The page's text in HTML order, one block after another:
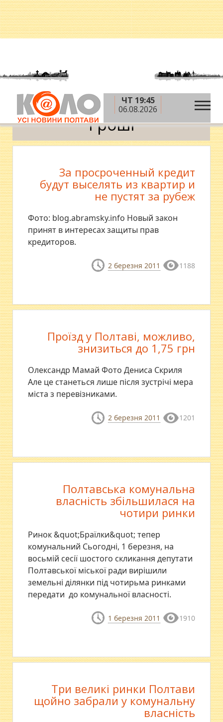
ЧТ 19:45
06.08.2026
Головна » Новини » Гроші
Гроші
За просроченный кредит
будут выселять из квартир и
не пустят за рубеж
Фото: blog.abramsky.info Новый закон
принят в интересах защиты прав
кредиторов.
2 березня 2011 1188
Проїзд у Полтаві, можливо,
знизиться до 1,75 грн
Олександр Мамай Фото Дениса Скриля
Але це станеться лише після зустрічі мера
міста з перевізниками.
2 березня 2011 1201
Полтавська комунальна
власність збільшилася на
чотири ринки
Ринок &quot;Браїлки&quot; тепер
комунальний Сьогодні, 1 березня, на
восьмій сесії шостого скликання депутати
Полтавської міської ради вирішили
земельні ділянки під чотирьма ринками
передати до комунальної власності.
1 березня 2011 1910
Три великі ринки Полтави
щойно забрали у комунальну
власність